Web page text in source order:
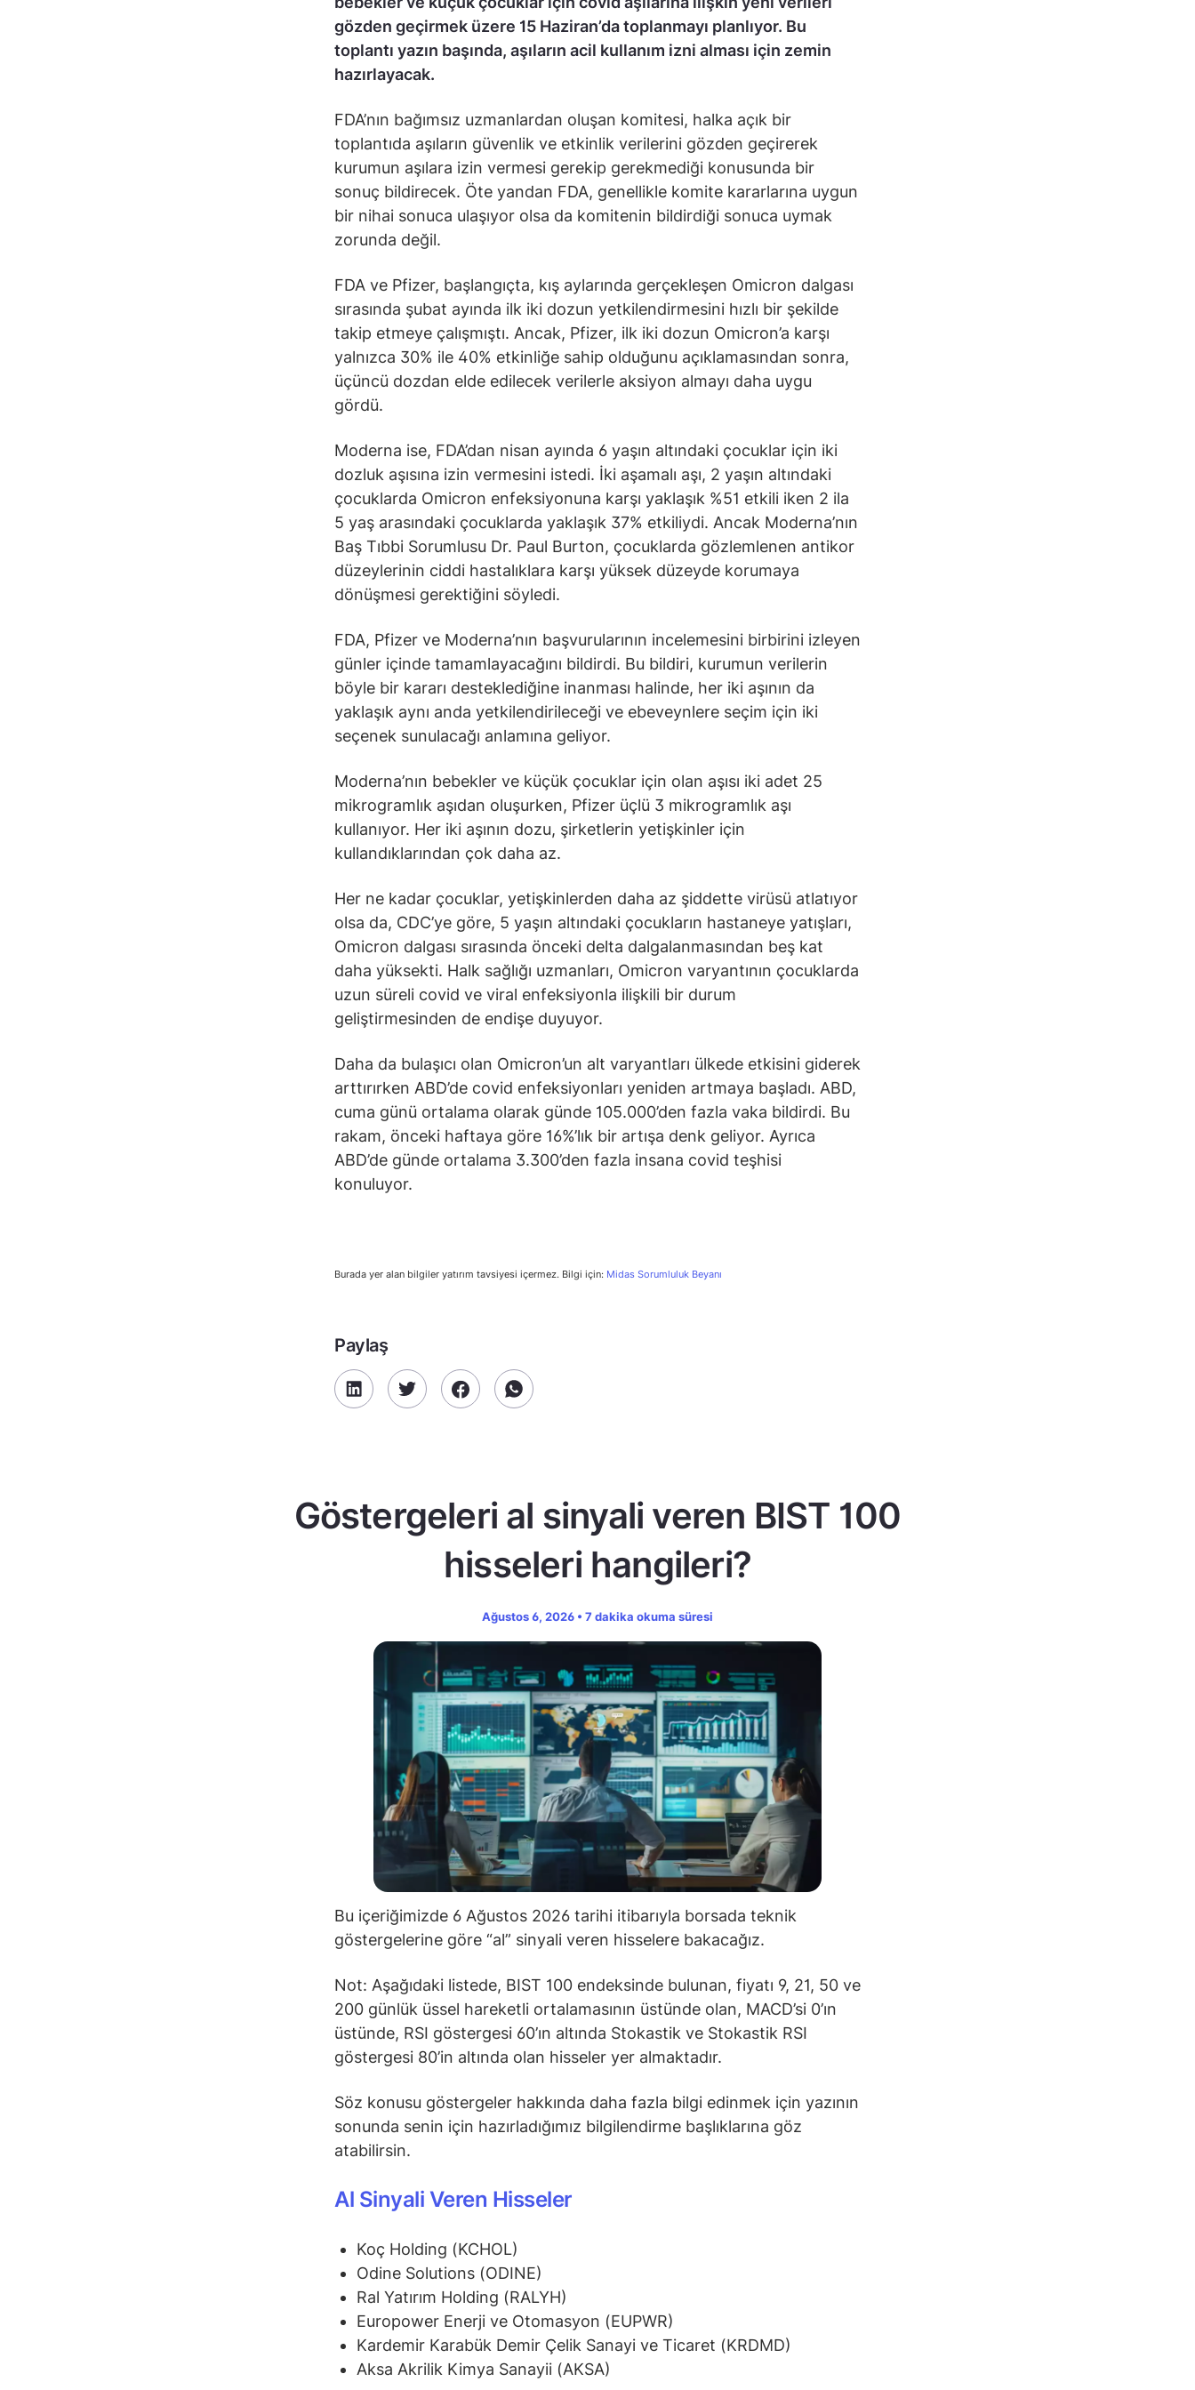
gözden geçirmek üzere 15 Haziran’da toplanmayı planlıyor. Bu
toplantı yazın başında, aşıların acil kullanım izni alması için zemin
hazırlayacak.
FDA’nın bağımsız uzmanlardan oluşan komitesi, halka açık bir
toplantıda aşıların güvenlik ve etkinlik verilerini gözden geçirerek
kurumun aşılara izin vermesi gerekip gerekmediği konusunda bir
sonuç bildirecek. Öte yandan FDA, genellikle komite kararlarına uygun
bir nihai sonuca ulaşıyor olsa da komitenin bildirdiği sonuca uymak
zorunda değil.
FDA ve Pfizer, başlangıçta, kış aylarında gerçekleşen Omicron dalgası
sırasında şubat ayında ilk iki dozun yetkilendirmesini hızlı bir şekilde
takip etmeye çalışmıştı. Ancak, Pfizer, ilk iki dozun Omicron’a karşı
yalnızca 30% ile 40% etkinliğe sahip olduğunu açıklamasından sonra,
üçüncü dozdan elde edilecek verilerle aksiyon almayı daha uygu
gördü.
Moderna ise, FDA’dan nisan ayında 6 yaşın altındaki çocuklar için iki
dozluk aşısına izin vermesini istedi. İki aşamalı aşı, 2 yaşın altındaki
çocuklarda Omicron enfeksiyonuna karşı yaklaşık %51 etkili iken 2 ila
5 yaş arasındaki çocuklarda yaklaşık 37% etkiliydi. Ancak Moderna’nın
Baş Tıbbi Sorumlusu Dr. Paul Burton, çocuklarda gözlemlenen antikor
düzeylerinin ciddi hastalıklara karşı yüksek düzeyde korumaya
dönüşmesi gerektiğini söyledi.
FDA, Pfizer ve Moderna’nın başvurularının incelemesini birbirini izleyen
günler içinde tamamlayacağını bildirdi. Bu bildiri, kurumun verilerin
böyle bir kararı desteklediğine inanması halinde, her iki aşının da
yaklaşık aynı anda yetkilendirileceği ve ebeveynlere seçim için iki
seçenek sunulacağı anlamına geliyor.
Moderna’nın bebekler ve küçük çocuklar için olan aşısı iki adet 25
mikrogramlık aşıdan oluşurken, Pfizer üçlü 3 mikrogramlık aşı
kullanıyor. Her iki aşının dozu, şirketlerin yetişkinler için
kullandıklarından çok daha az.
Her ne kadar çocuklar, yetişkinlerden daha az şiddette virüsü atlatıyor
olsa da, CDC’ye göre, 5 yaşın altındaki çocukların hastaneye yatışları,
Omicron dalgası sırasında önceki delta dalgalanmasından beş kat
daha yüksekti. Halk sağlığı uzmanları, Omicron varyantının çocuklarda
uzun süreli covid ve viral enfeksiyonla ilişkili bir durum
geliştirmesinden de endişe duyuyor.
Daha da bulaşıcı olan Omicron’un alt varyantları ülkede etkisini giderek
arttırırken ABD’de covid enfeksiyonları yeniden artmaya başladı. ABD,
cuma günü ortalama olarak günde 105.000’den fazla vaka bildirdi. Bu
rakam, önceki haftaya göre 16%’lık bir artışa denk geliyor. Ayrıca
ABD’de günde ortalama 3.300’den fazla insana covid teşhisi
konuluyor.
Burada yer alan bilgiler yatırım tavsiyesi içermez. Bilgi için: Midas Sorumluluk Beyanı
Paylaş
Göstergeleri al sinyali veren BIST 100
hisseleri hangileri?
Ağustos 6, 2026 • 7 dakika okuma süresi
Bu içeriğimizde 6 Ağustos 2026 tarihi itibarıyla borsada teknik
göstergelerine göre “al” sinyali veren hisselere bakacağız.
Not: Aşağıdaki listede, BIST 100 endeksinde bulunan, fiyatı 9, 21, 50 ve
200 günlük üssel hareketli ortalamasının üstünde olan, MACD’si 0’ın
üstünde, RSI göstergesi 60’ın altında Stokastik ve Stokastik RSI
göstergesi 80’in altında olan hisseler yer almaktadır.
Söz konusu göstergeler hakkında daha fazla bilgi edinmek için yazının
sonunda senin için hazırladığımız bilgilendirme başlıklarına göz
atabilirsin.
Al Sinyali Veren Hisseler
Koç Holding (KCHOL)
Odine Solutions (ODINE)
Ral Yatırım Holding (RALYH)
Europower Enerji ve Otomasyon (EUPWR)
Kardemir Karabük Demir Çelik Sanayi ve Ticaret (KRDMD)
Aksa Akrilik Kimya Sanayii (AKSA)